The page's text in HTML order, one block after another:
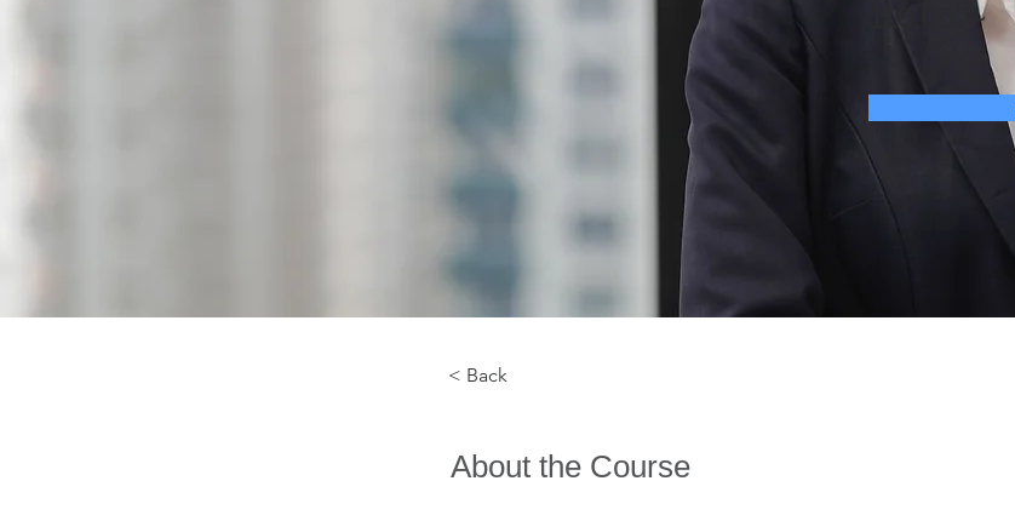
110,000~
< Back
About the Course